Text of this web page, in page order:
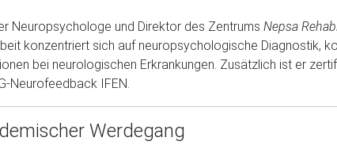
Neuropsychologe und Direktor des Zentrums Nepsa
konzentriert sich auf neuropsychologische Diagnostik,
bei neurologischen Erkrankungen. Zusätzlich ist er
Neurofeedback IFEN.
Werdegang